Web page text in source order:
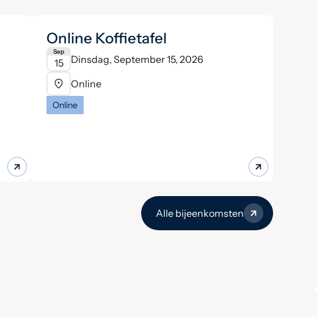
Online Koffietafel
Sep
15
Dinsdag, September 15, 2026
Online
Online
Alle bijeenkomsten